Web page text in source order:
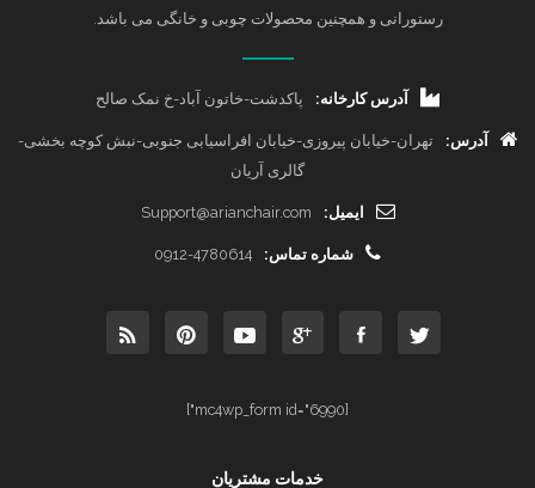
رستورانی و همچنین محصولات چوبی و خانگی می باشد.
آدرس کارخانه: پاکدشت-خاتون آباد-خ نمک صالح
آدرس:
تهران-خیابان پیروزی-خیابان افراسیابی جنوبی-نبش کوچه بخشی-
گالری آریان
ایمیل: Support@arianchair.com
شماره تماس: 0912-4780614
[mc4wp_form id="6990"]
خدمات مشتریان